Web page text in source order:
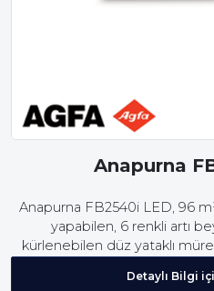
Anapurna
Anapurna FB2540i LED, 96
yapabilen, 6 renkli artı
kürlenebilen düz yataklı
Detaylı Bilgi